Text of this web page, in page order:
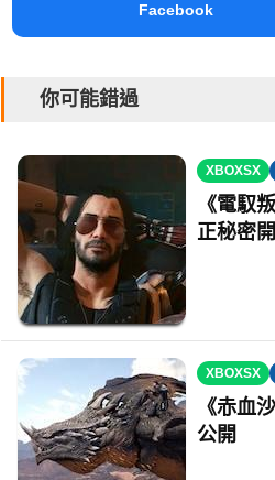
Facebook
你可能錯過
XBOXSX
《電馭
正秘密
XBOXSX
《赤血
公開